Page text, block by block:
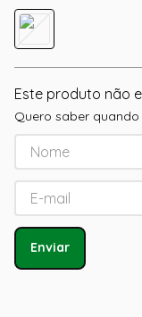
Este produto não
Quero saber
Enviar